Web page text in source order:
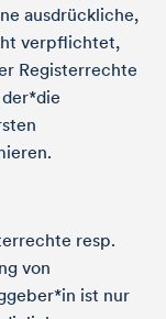
ausdrückliche,
verpflichtet,
Registerrechte
resp.
von
ist nur